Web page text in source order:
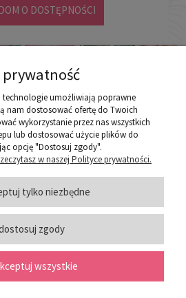
O DOSTĘPNOŚCI
SPRZEDAŻY
MEDIA
prywatność
technologie umożliwiają poprawne
nam dostosować ofertę do Twoich
wykorzystanie przez nas wszystkich
lub dostosować użycie plików do
opcję "Dostosuj zgody".
w naszej Polityce prywatności.
tylko niezbędne
zgody
wszystkie